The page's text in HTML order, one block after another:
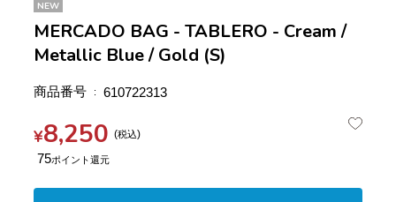
NEW
MERCADO BAG - TABLERO - Cream /
Metallic Blue / Gold (S)
商品番号 610722313
¥8,250 税込
75